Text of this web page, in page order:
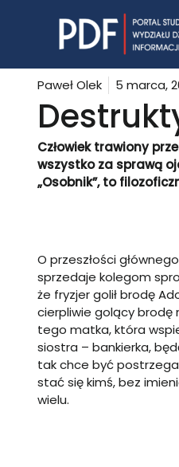
Paweł Olek 5 marca,
Człowiek trawiony
wszystko za sprawą
„Osobnik”, to
O przeszłości
sprzedaje kolegom
że fryzjer golił brodę
cierpliwie golący brodę
tego matka, która
siostra – bankierka,
tak chce być
stać się kimś, bez
wielu.